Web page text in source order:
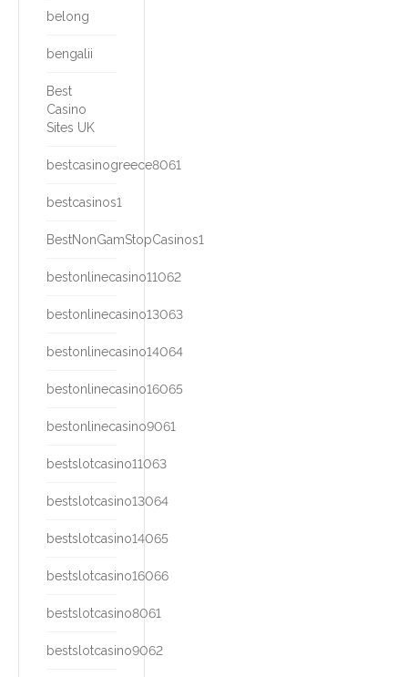
belong
bengalii
Best
Casino
Sites UK
bestcasinogreece8061
bestcasinos1
BestNonGamStopCasinos1
bestonlinecasino11062
bestonlinecasino13063
bestonlinecasino14064
bestonlinecasino16065
bestonlinecasino9061
bestslotcasino11063
bestslotcasino13064
bestslotcasino14065
bestslotcasino16066
bestslotcasino8061
bestslotcasino9062